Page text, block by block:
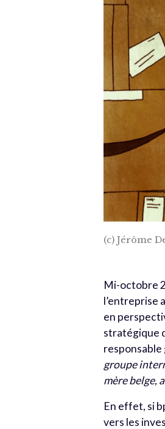
(c) Jérôme
Mi-octobre
l’entreprise
en
stratégique
responsable
groupe
mère belge,
En effet, si
vers les